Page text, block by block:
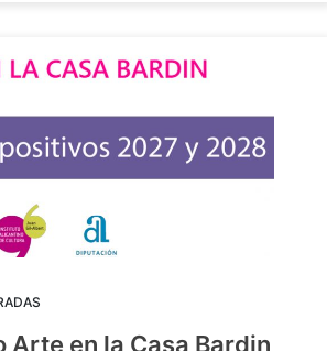
Arte en la Casa Bardin